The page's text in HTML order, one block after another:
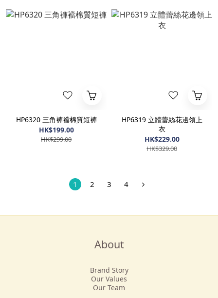
HP6320 三角褲襠棉質短褲
HK$199.00
HK$299.00
HP6319 立體蕾絲花邊領上
衣
HK$229.00
HK$329.00
1 2 3 4
About
Brand Story
Our Values
Our Team